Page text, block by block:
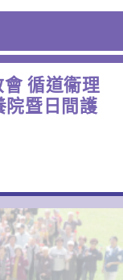
循道衞理
院暨日間護